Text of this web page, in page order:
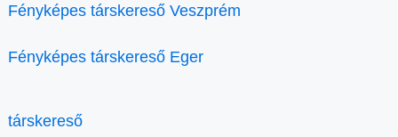
Fényképes társkereső Veszprém
Fényképes társkereső Eger
társkereső